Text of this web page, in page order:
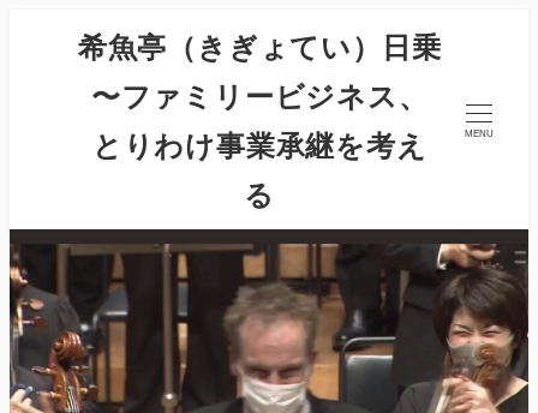
希魚亭（きぎょてい）日乗
〜ファミリービジネス、
とりわけ事業承継を考え
る
MENU